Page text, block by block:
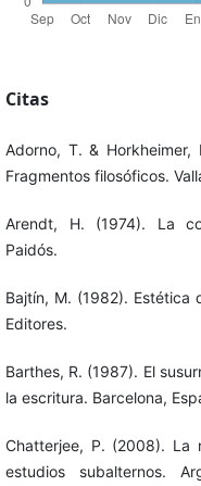
Citas
Adorno, T. &
Fragmentos filosóficos.
Arendt, H. (1974). La
Paidós.
Bajtín, M. (1982). Estética
Editores.
Barthes, R. (1987). El
la escritura. Barcelona,
Chatterjee, P. (2008). La
estudios subalternos.